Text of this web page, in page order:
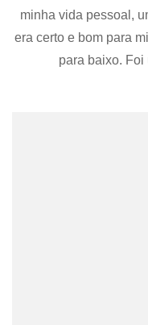
minha vida pessoal,
era certo e bom para
para baixo.